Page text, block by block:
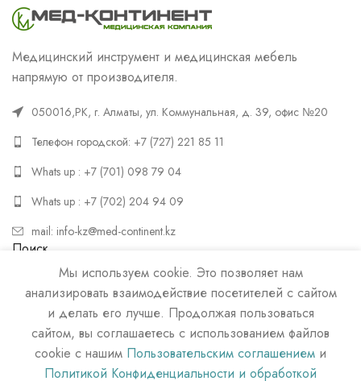
Медицинский инструмент и медицинская мебель
напрямую от производителя.
050016,РК, г. Алматы, ул. Коммунальная, д. 39, офис №20
Телефон городской: +7 (727) 221 85 11
Whats up : +7 (701) 098 79 04
Whats up : +7 (702) 204 94 09
mail: info-kz@med-continent.kz
Поиск
ПОИСК
Мы используем cookie. Это позволяет нам
анализировать взаимодействие посетителей с сайтом
и делать его лучше. Продолжая пользоваться
сайтом, вы соглашаетесь с использованием файлов
cookie с нашим Пользовательским соглашением и
Политикой Конфиденциальности и обработкой